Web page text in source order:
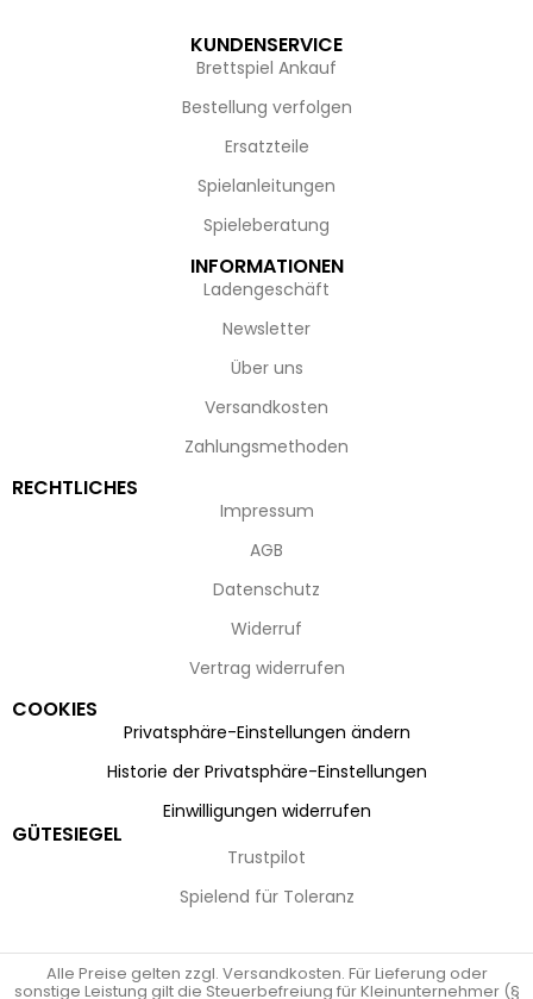
KUNDENSERVICE
Brettspiel Ankauf
Bestellung verfolgen
Ersatzteile
Spielanleitungen
Spieleberatung
INFORMATIONEN
Ladengeschäft
Newsletter
Über uns
Versandkosten
Zahlungsmethoden
RECHTLICHES
Impressum
AGB
Datenschutz
Widerruf
Vertrag widerrufen
COOKIES
Privatsphäre-Einstellungen ändern
Historie der Privatsphäre-Einstellungen
Einwilligungen widerrufen
GÜTESIEGEL
Trustpilot
Spielend für Toleranz
Alle Preise gelten zzgl. Versandkosten. Für Lieferung oder
sonstige Leistung gilt die Steuerbefreiung für Kleinunternehmer (§